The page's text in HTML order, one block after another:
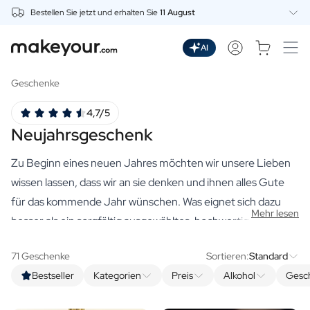
Bestellen Sie jetzt und erhalten Sie11 August
Getränke
Personalisierter Gin
Personalisierter Wodka
Personalisierter Rum
Personalisiertes Limoncello
Personalisierter Wermut
Personalisierter Spritz
Personalisierter Tequila
Biere
Personalisierter Rotwein
AI
Geschenke
Neujahrsgeschenk
4,7/5
Zu Beginn eines neuen Jahres möchten wir unsere Lieben
wissen lassen, dass wir an sie denken und ihnen alles Gute
für das kommende Jahr wünschen. Was eignet sich dazu
besser als ein sorgfältig ausgewähltes, hochwertiges
an hochwertigen personalisierten Geschenken, die sich
perfekt für den Start ins neue Jahr eignen. Ein
Mehr lesen
Bestseller Kategorien Preis Alkohol
71 Geschenke Sortieren:Standard